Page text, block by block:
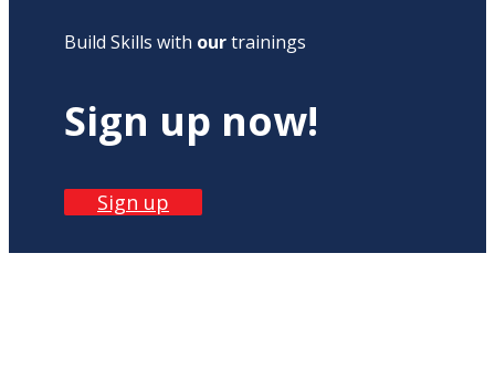
Build Skills with ourtrainings
Sign up now!
Sign up